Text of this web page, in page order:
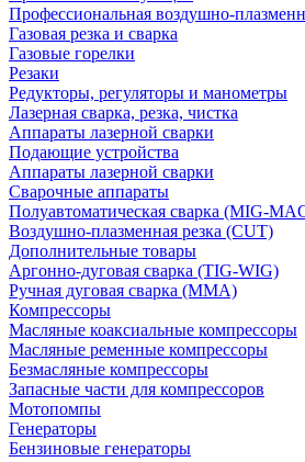
Профессиональная воздушно-
Газовая резка и сварка
Газовые горелки
Резаки
Редукторы, регуляторы и манометры
Лазерная сварка, резка, чистка
Аппараты лазерной сварки
Подающие устройства
Аппараты лазерной сварки
Сварочные аппараты
Полуавтоматическая сварка (MIG-
Воздушно-плазменная резка (CUT)
Дополнительные товары
Аргонно-дуговая сварка (TIG-WIG)
Ручная дуговая сварка (MMA)
Компрессоры
Масляные коаксиальные компрессоры
Масляные ременные компрессоры
Безмасляные компрессоры
Запасные части для компрессоров
Мотопомпы
Генераторы
Бензиновые генераторы